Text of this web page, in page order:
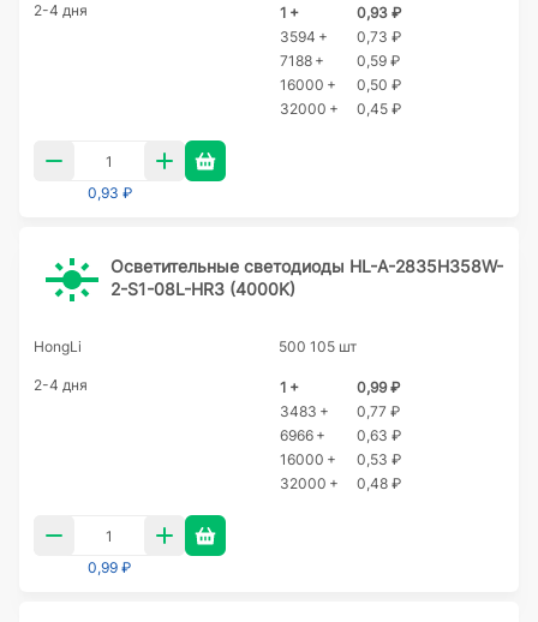
2-4 дня 1 +
0,93 ₽
3594 +
0,73 ₽
7188 +
0,59 ₽
16000 +
0,50 ₽
32000 +
0,45 ₽
0,93 ₽
Осветительные светодиоды HL-A-2835H358W-
2-S1-08L-HR3 (4000K)
HongLi 500 105 шт
2-4 дня 1 +
0,99 ₽
3483 +
0,77 ₽
6966 +
0,63 ₽
16000 +
0,53 ₽
32000 +
0,48 ₽
0,99 ₽